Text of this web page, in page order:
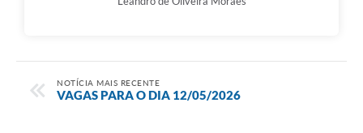
NOTÍCIA MAIS RECENTE
VAGAS PARA O DIA 12/05/2026